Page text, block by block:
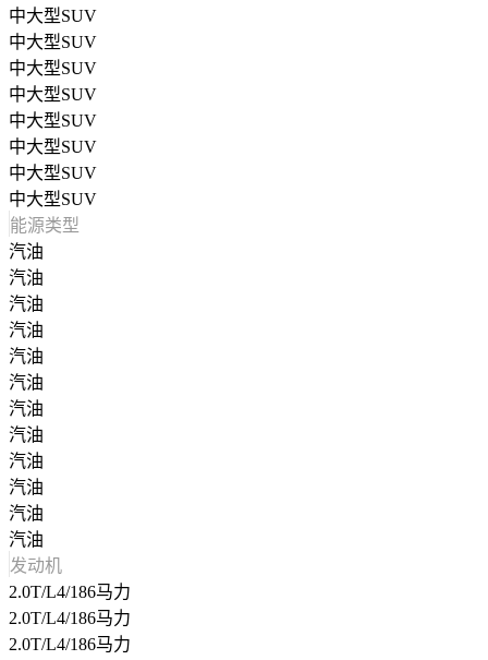
中大型SUV
中大型SUV
中大型SUV
中大型SUV
中大型SUV
中大型SUV
中大型SUV
中大型SUV
能源类型
汽油
汽油
汽油
汽油
汽油
汽油
汽油
汽油
汽油
汽油
汽油
汽油
发动机
2.0T/L4/186马力
2.0T/L4/186马力
2.0T/L4/186马力